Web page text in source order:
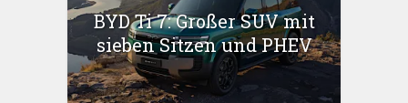
BYD Ti 7: Großer SUV mit
sieben Sitzen und PHEV